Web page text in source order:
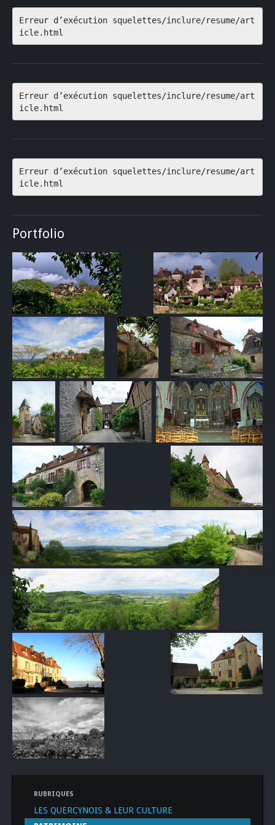
Erreur d’exécution squelettes/inclure/resume/art
icle.html
Erreur d’exécution squelettes/inclure/resume/art
icle.html
Erreur d’exécution squelettes/inclure/resume/art
icle.html
Portfolio
RUBRIQUES
LES QUERCYNOIS & LEUR CULTURE